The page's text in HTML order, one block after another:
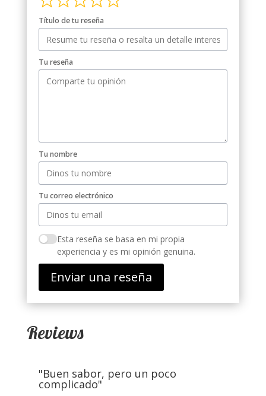
Título de tu reseña
Tu reseña
Tu nombre
Tu correo electrónico
Esta reseña se basa en mi propia
experiencia y es mi opinión genuina.
Enviar una reseña
Reviews
"Buen sabor, pero un poco
complicado"